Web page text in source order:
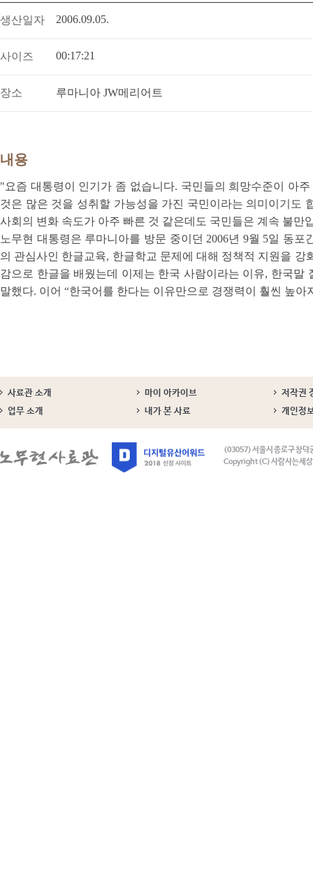
생산일자 2006.09.05.
사이즈 00:17:21
장소 루마니아 JW메리어트
내용
"요즘 대통령이 인기가 좀 없습니다. 국민들의 희망수준이 아
것은 많은 것을 성취할 가능성을 가진 국민이라는 의미이기도
사회의 변화 속도가 아주 빠른 것 같은데도 국민들은 계속 불
노무현 대통령은 루마니아를 방문 중이던 2006년 9월 5일 동
의 관심사인 한글교육, 한글학교 문제에 대해 정책적 지원을
감으로 한글을 배웠는데 이제는 한국 사람이라는 이유, 한국
말했다. 이어 “한국어를 한다는 이유만으로 경쟁력이 훨씬 높
사료관 소개 마이 아카이브
저작권
업무 소개
내가 본 사료 개인정
(03057) 서울시 종로구 창덕
Copyright (C) 사람사는세